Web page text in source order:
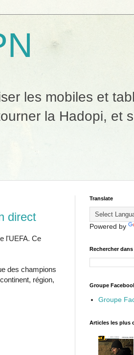
les mobiles et
la Hadopi, et
direct
l'UEFA. Ce
des champions
région,
Translate
Powered by
Rechercher
Groupe
Groupe
Articles les plus